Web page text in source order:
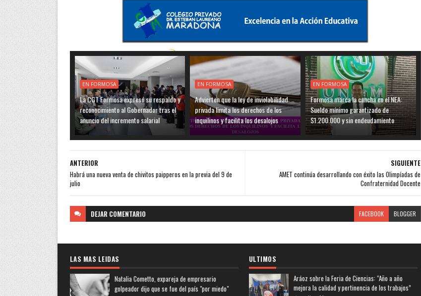
EN FORMOSA
La CGT Formosa expresó su respaldo y
reconocimiento al Gobernador tras el
anuncio del incremento salarial
EN FORMOSA
Advierten que la ley de inviolabilidad
privada limita los derechos de los
inquilinos y facilita los desalojos
EN FORMOSA
Formosa marca la cancha en el NEA:
Sueldo mínimo garantizado de
$1.200.000 y sin endeudamiento
SIGUIENTE
AMET continúa desarrollando con éxito las Olimpíadas de
Confraternidad Docente
ANTERIOR
Habrá una nueva venta de chivitos paipperos en la previa del 9 de
julio
DEJAR COMENTARIO FACEBOOK BLOGGER
LAS MAS LEIDAS
Natalia Cometto, expareja de empresario
golpeador dijo que se fue del país "por miedo"
ULTIMOS
Aráoz sobre la Feria de Ciencias: “Año a año
mejora la calidad y pertinencia de los trabajos”